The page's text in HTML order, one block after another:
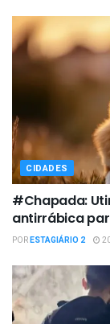
CIDADES
#Chapada:
antirrábica
PORESTAGIÁRIO 2